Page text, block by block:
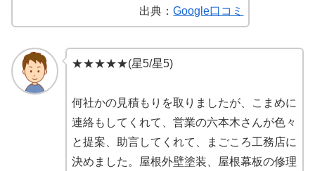
出典：Google口コミ
★★★★★(星5/星5)
何社かの見積もりを取りましたが、こまめに
連絡もしてくれて、営業の六本木さんが色々
と提案、助言してくれて、まごころ工務店に
決めました。屋根外壁塗装、屋根幕板の修理